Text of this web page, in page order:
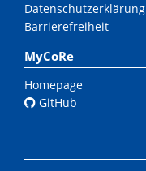
Datenschutzerklärung
Barrierefreiheit
MyCoRe
Homepage
GitHub